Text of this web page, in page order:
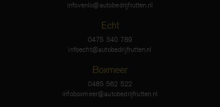
infovenlo@autobedrijfrutten.nl
Echt
0475 340 789
infoecht@autobedrijfrutten.nl
Boxmeer
0485 562 522
infoboxmeer@autobedrijfrutten.nl